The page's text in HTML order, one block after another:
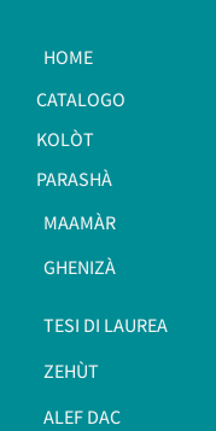
HOME
CATALOGO
KOLÒT
PARASHÀ
MAAMÀR
GHENIZÀ
TESI DI LAUREA
ZEHÙT
ALEF DAC